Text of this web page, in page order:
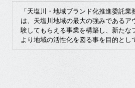
「天塩川・地域ブランド化推進委託
は、天塩川地域の最大の強みであるア
験してもらえる事業を構築し、新たな
より地域の活性化を図る事を目的とし